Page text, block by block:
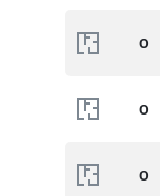
0
0
0